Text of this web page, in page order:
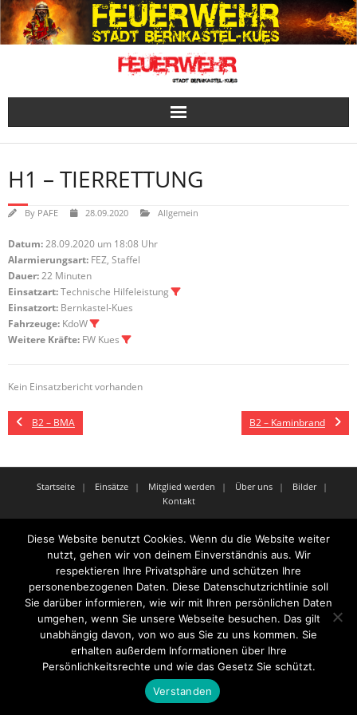
Skip
to
content
H1 – TIERRETTUNG
By PAFE 28.09.2020 Allgemein
Datum:28.09.2020 um 18:08 Uhr
Alarmierungsart: FEZ, Staffel
Dauer:22 Minuten
Einsatzart:Technische Hilfeleistung
Einsatzort: Bernkastel-Kues
Fahrzeuge: KdoW
Weitere Kräfte: FW Kues
Kein Einsatzbericht vorhanden
B2 – BMA B2 – Kaminbrand
Startseite Einsätze Mitglied werden Über uns
Bilder
Kontakt
Theme byThink Up Themes Ltd. Powered byWordPress.
Diese Website benutzt Cookies. Wenn du die Website weiter
nutzt, gehen wir von deinem Einverständnis aus. Wir
respektieren Ihre Privatsphäre und schützen Ihre
personenbezogenen Daten. Diese Datenschutzrichtlinie soll
Sie darüber informieren, wie wir mit Ihren persönlichen Daten
umgehen, wenn Sie unsere Webseite besuchen. Das gilt
unabhängig davon, von wo aus Sie zu uns kommen. Sie
erhalten außerdem Informationen über Ihre
Persönlichkeitsrechte und wie das Gesetz Sie schützt.
Verstanden